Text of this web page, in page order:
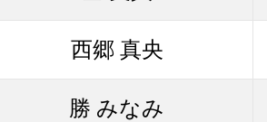
西郷 真央
勝 みなみ